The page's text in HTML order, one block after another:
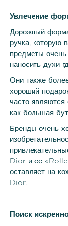
Увлечение
Дорожный
ручка, которую
предметы очень
наносить духи
Они также
хороший
часто являются
как большая
Бренды очень
Dior и ее
оставляет на
Dior.
Поиск